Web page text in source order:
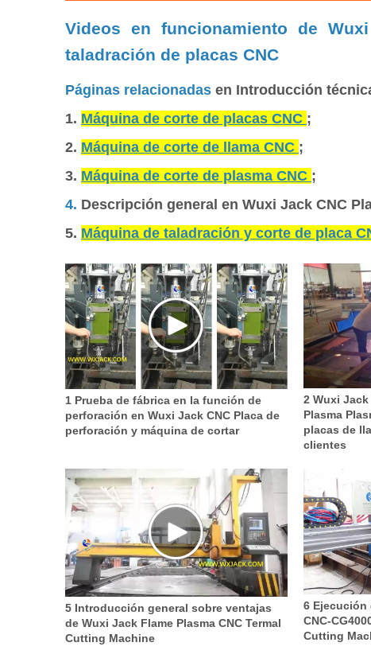
Videos en funcionamiento de
taladración de placas CNC
Páginas relacionadas en Introducción
1. Máquina de corte de placas CNC ;
2. Máquina de corte de llama CNC ;
3. Máquina de corte de plasma CNC ;
4. Descripción general en Wuxi Jack CNC
5. Máquina de taladración y corte de placa
1 Prueba de fábrica en la función de
perforación en Wuxi Jack CNC Placa de
perforación y máquina de cortar
2 Wuxi Jack
Plasma
placas de
clientes
5 Introducción general sobre ventajas
de Wuxi Jack Flame Plasma CNC Termal
Cutting Machine
6 Ejecución
CNC-
Cutting